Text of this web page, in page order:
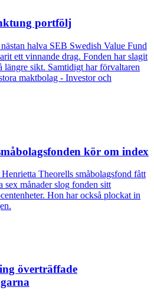
portfölj
halva SEB Swedish Value Fund
ett vinnande drag. Fonden har slagit
sikt. Samtidigt har förvaltaren
maktbolag - Investor och
kör om index
Theorells småbolagsfond fått
sex månader slog fonden sitt
Hon har också plockat in
överträffade